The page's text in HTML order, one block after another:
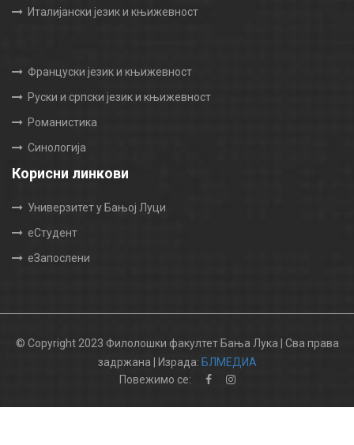
Италијански језик и књижевност
Француски језик и књижевност
Руски и српски језик и књижевност
Романистика
Синологија
Корисни линкови
Универзитет у Бањој Луци
еСтудент
еЗапослени
© Copyright 2023 Филолошки факултет Бања Лука | Сва права
задржана | Израда: БЛМЕДИА
Повежимо се: